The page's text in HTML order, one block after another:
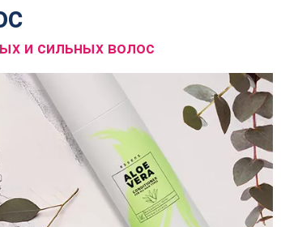
и сильных волос